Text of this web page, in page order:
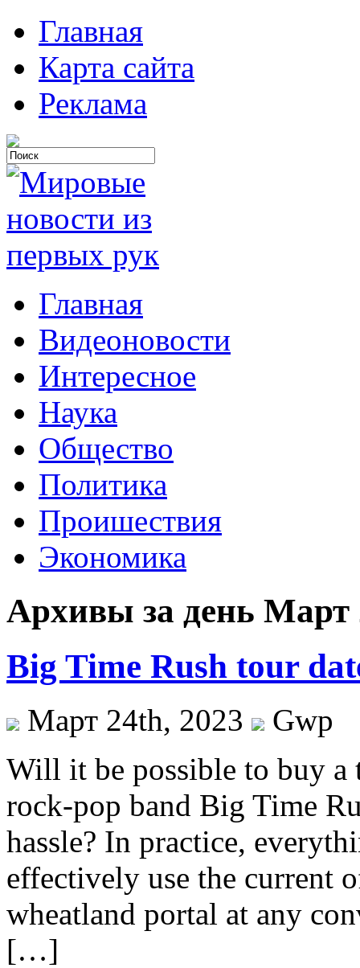
Главная
Карта сайта
Реклама
Главная
Видеоновости
Интересное
Наука
Общество
Политика
Проишествия
Экономика
Архивы за день Март
Big Time Rush tour
Март 24th, 2023
Gwp
Will it be possible to buy a
rock-pop band Big Time
hassle? In practice,
effectively use the current
wheatland portal at any
[…]